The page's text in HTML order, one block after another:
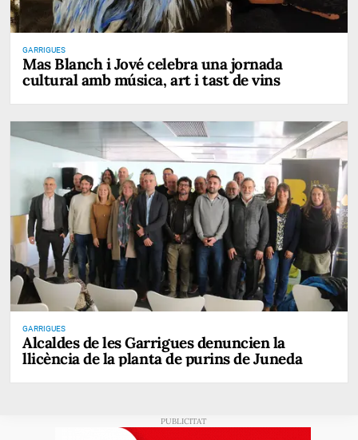
GARRIGUES
Mas Blanch i Jové celebra una jornada
cultural amb música, art i tast de vins
GARRIGUES
Alcaldes de les Garrigues denuncien la
llicència de la planta de purins de Juneda